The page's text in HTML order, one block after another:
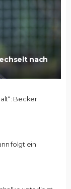
nach
Becker
folgt ein